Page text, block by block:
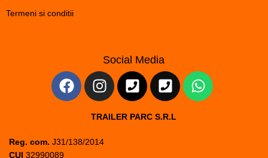
Termeni si conditii
Social Media
TRAILER PARC S.R.L
Reg. com. J31/138/2014
CUI 32990089